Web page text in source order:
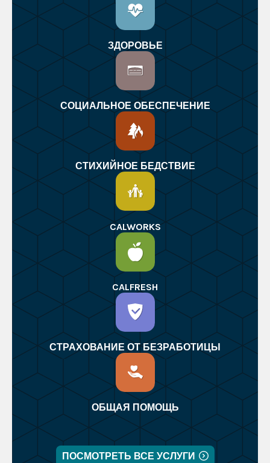
ЗДОРОВЬЕ
СОЦИАЛЬНОЕ ОБЕСПЕЧЕНИЕ
СТИХИЙНОЕ БЕДСТВИЕ
CALWORKS
CALFRESH
СТРАХОВАНИЕ ОТ БЕЗРАБОТИЦЫ
ОБЩАЯ ПОМОЩЬ
ПОСМОТРЕТЬ ВСЕ УСЛУГИ